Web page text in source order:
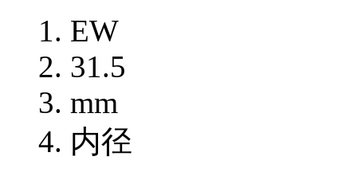
EW
31.5
mm
内径